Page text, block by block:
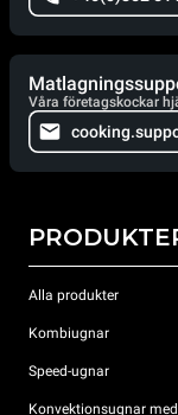
Våra företagskockar
Alla produkter
Kombiugnar
Speed-ugnar
Konvektionsugnar